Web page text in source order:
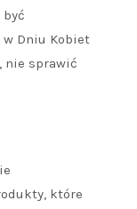
w Dniu Kobiet
nie sprawić
które